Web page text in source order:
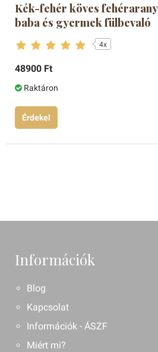
Kék-fehér köves fehérarany
baba és gyermek fülbevaló
4x
48900 Ft
Raktáron
Érdekel
Információk
Blog
Kapcsolat
Információk - ÁSZF
Miért mi?